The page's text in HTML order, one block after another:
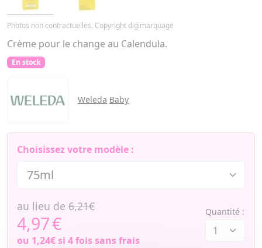
Photos non contractuelles. Copyright digimarquage
Crème pour le change au Calendula.
En stock
Weleda Baby
Choisissez votre modèle :
au lieu de 6,21€
4,97€
ou 1,24€si 4 fois sans frais
Quantité :